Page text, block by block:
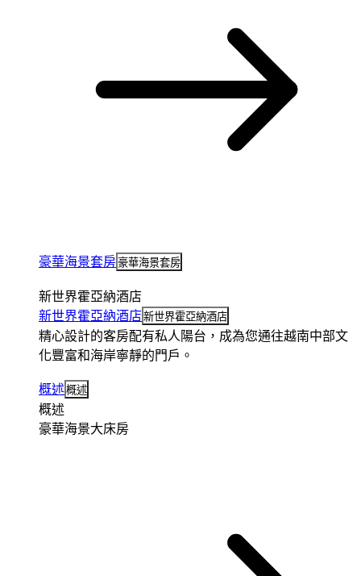
豪華海景套房豪華海景套房
新世界霍亞納酒店
新世界霍亞納酒店新世界霍亞納酒店
精心設計的客房配有私人陽台，成為您通往越南中部文
化豐富和海岸寧靜的門戶。
概述概述
概述
豪華海景大床房